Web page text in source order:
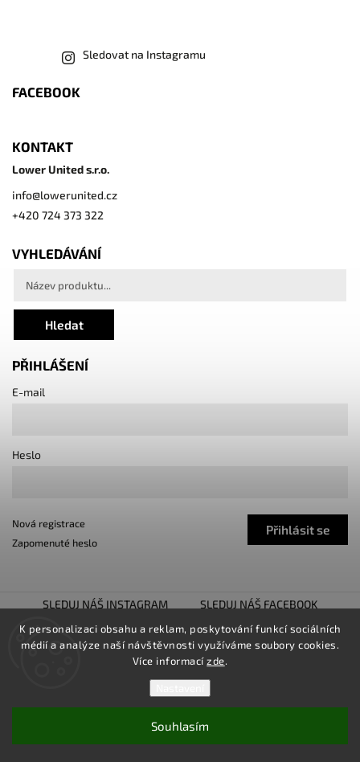
K personalizaci obsahu a reklam, poskytování funkcí sociálních
médií a analýze naší návštěvnosti využíváme soubory cookies.
Více informacízde.
Souhlasím
Sledovat na Instagramu
FACEBOOK
KONTAKT
Lower United s.r.o.
info@lowerunited.cz
+420 724 373 322
VYHLEDÁVÁNÍ
Hledat
PŘIHLÁŠENÍ
E-mail
Heslo
Přihlásit se
Nová registrace
Zapomenuté heslo
SLEDUJ NÁŠ INSTAGRAM
SLEDUJ NÁŠ FACEBOOK
TUNING SHOW TROJHALÍ
SNÍŽENO.CZ
LOWER UNITED